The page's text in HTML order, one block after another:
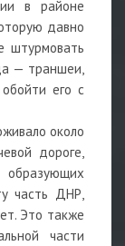
в районе
давно
штурмовать
— траншеи,
его с
около
дороге,
часть ДНР,
Это также
части